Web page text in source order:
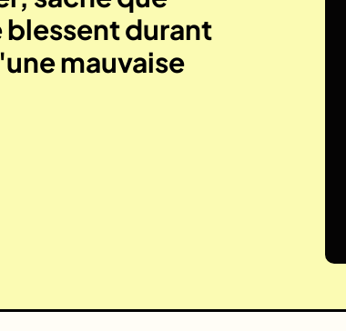
blessent durant
mauvaise